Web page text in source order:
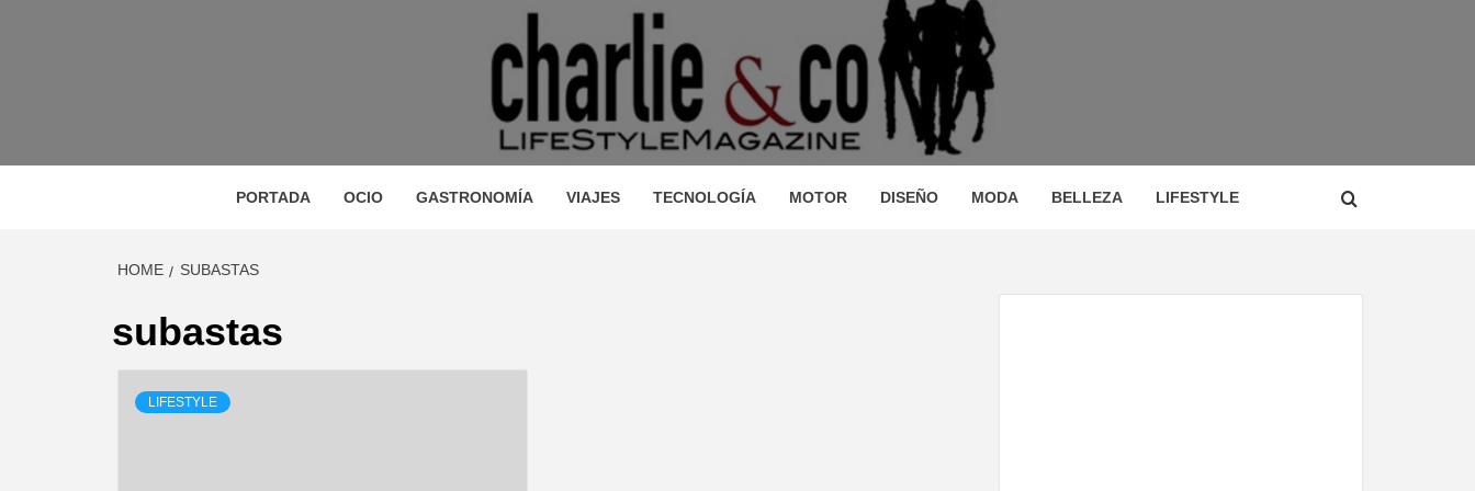
MAGAZINE DE
BELLEZA, OCIO,
VIAJES, MOTOR,
MAGAZINE DE GASTRONOMÍA, BELLEZA, OCIO, VIAJES, MOTOR, TECNOLOGÍA, DISEÑO…
PORTADA OCIO GASTRONOMÍA VIAJES TECNOLOGÍA MOTOR DISEÑO MODA BELLEZA LIFESTYLE
HOME SUBASTAS
subastas
LIFESTYLE